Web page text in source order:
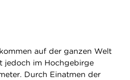
auf der ganzen Welt
jedoch im Hochgebirge
Durch Einatmen der